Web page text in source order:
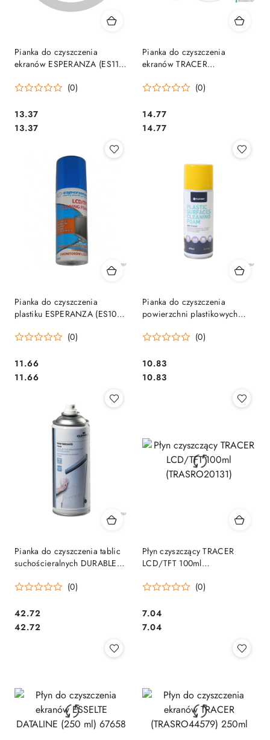
Pianka do czyszczenia
ekranów ESPERANZA (ES119)
(0)
Cena:
13.37
Cena:
13.37
Pianka do czyszczenia
ekranów TRACER
(0)
Cena:
14.77
Cena:
14.77
Pianka do czyszczenia
plastiku ESPERANZA (ES104)
(0)
Cena:
11.66
Cena:
11.66
Pianka do czyszczenia
powierzchni plastikowych
(0)
Cena:
10.83
Cena:
10.83
Pianka do czyszczenia tablic
suchościeralnych DURABLE
(0)
Cena:
42.72
Cena:
42.72
Płyn czyszczący TRACER
LCD/TFT 100ml
(0)
Cena:
7.04
Cena:
7.04